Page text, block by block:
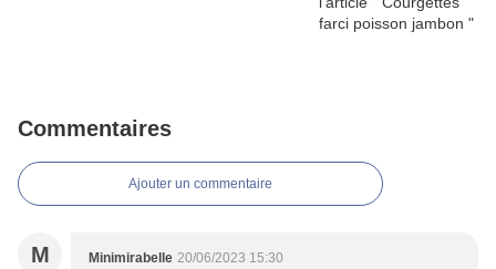
Commentaires
Ajouter un commentaire
M Minimirabelle 20/06/2023 15:30